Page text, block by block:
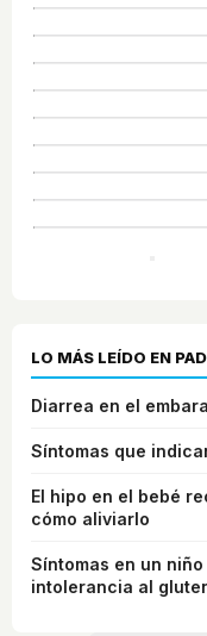
LO MÁS LEÍDO EN
Diarrea en el
Síntomas que
El hipo en el bebé
cómo aliviarlo
Síntomas en un
intolerancia al